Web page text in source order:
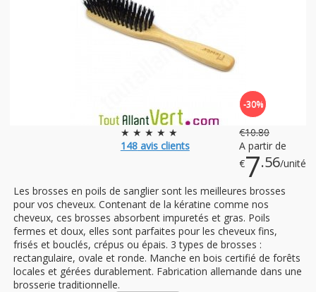
★ ★ ★ ★ ★
148avis clients
-30%
€10.80
A partir de
€7.56/unité
Les brosses en poils de sanglier sont les meilleures brosses
pour vos cheveux. Contenant de la kératine comme nos
cheveux, ces brosses absorbent impuretés et gras. Poils
fermes et doux, elles sont parfaites pour les cheveux fins,
frisés et bouclés, crépus ou épais. 3 types de brosses :
rectangulaire, ovale et ronde. Manche en bois certifié de forêts
locales et gérées durablement. Fabrication allemande dans une
brosserie traditionnelle.